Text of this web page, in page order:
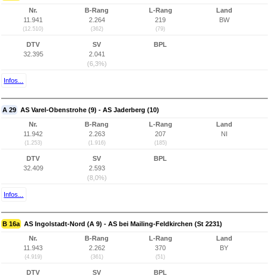
Nr.
11.941
(12.510)
B-Rang
2.264
(362)
L-Rang
219
(79)
Land
BW
DTV
32.395
SV
2.041
(6,3%)
BPL
Infos...
A 29 AS Varel-Obenstrohe (9) - AS Jaderberg (10)
Nr.
11.942
(1.253)
B-Rang
2.263
(1.916)
L-Rang
207
(185)
Land
NI
DTV
32.409
SV
2.593
(8,0%)
BPL
Infos...
B 16a AS Ingolstadt-Nord (A 9) - AS bei Mailing-Feldkirchen (St 2231)
Nr.
11.943
(4.919)
B-Rang
2.262
(361)
L-Rang
370
(51)
Land
BY
DTV
SV
BPL